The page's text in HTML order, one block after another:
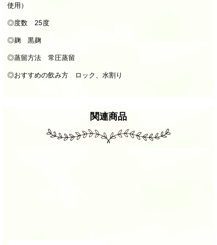
使用）
◎度数 25度
◎麹 黒麹
◎蒸留方法 常圧蒸留
◎おすすめの飲み方 ロック、水割り
関連商品